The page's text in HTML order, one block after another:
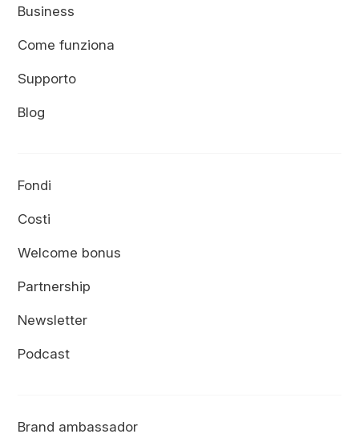
Business
Come funziona
Supporto
Blog
Fondi
Costi
Welcome bonus
Partnership
Newsletter
Podcast
Brand ambassador